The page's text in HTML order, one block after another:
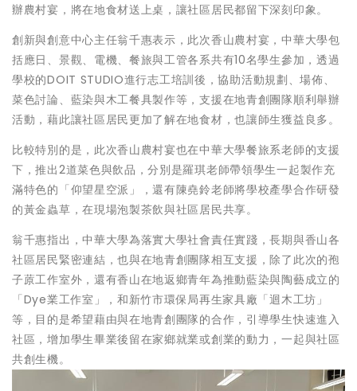
辦農村宴，將在地食材送上桌，讓社區居民都留下深刻印象。
創新與創意中心主任翁千惠表示，此次香山農村宴，中華大學包
括應日、景觀、電機、餐旅與工管各系共有10名學生參加，透過
學校的DOIT STUDIO進行志工培訓後，協助活動規劃、場佈、
菜色討論、藍染與木工餐具製作等，支援在地青創團隊順利舉辦
活動，藉此讓社區居民更加了解在地食材，也讓師生獲益良多。
比較特別的是，此次香山農村宴也在中華大學餐旅系老師的支援
下，推出2道菜色與飲品，分別是羅琪老師帶領學生一起製作充
滿特色的「仰望星空派」，還有陳堯鈴老師將學校產學合作研發
的黃金蟲草，在現場泡製茶飲與社區居民共享。
翁千惠指出，中華大學為落實大學社會責任實踐，長期與香山各
社區居民緊密連結，也與在地青創團隊相互支援，除了此次的孢
子蒝工作室外，還有香山在地返鄉青年為推動藍染與陶藝成立的
「Dye業工作室」，和新竹市環保局再生家具廠「迴木工坊」
等，目的是希望藉由與在地青創團隊的合作，引導學生快速進入
社區，增加學生畢業後留在家鄉就業或創業的動力，一起與社區
共創生機。